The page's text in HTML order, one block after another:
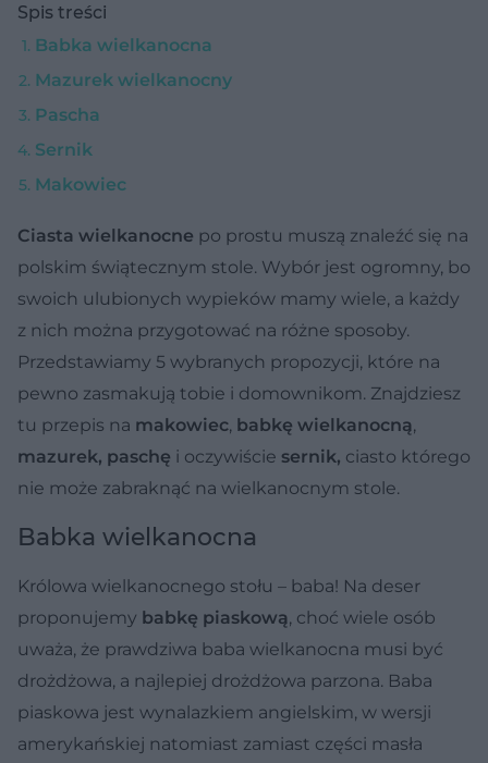
Spis treści
Babka wielkanocna
Mazurek wielkanocny
Pascha
Sernik
Makowiec
Ciasta wielkanocne po prostu muszą znaleźć się na
polskim świątecznym stole. Wybór jest ogromny, bo
swoich ulubionych wypieków mamy wiele, a każdy
z nich można przygotować na różne sposoby.
Przedstawiamy 5 wybranych propozycji, które na
pewno zasmakują tobie i domownikom. Znajdziesz
tu przepis na makowiec, babkę wielkanocną,
mazurek, paschę i oczywiście sernik, ciasto którego
nie może zabraknąć na wielkanocnym stole.
Babka wielkanocna
Królowa wielkanocnego stołu – baba! Na deser
proponujemy babkę piaskową, choć wiele osób
uważa, że prawdziwa baba wielkanocna musi być
drożdżowa, a najlepiej drożdżowa parzona. Baba
piaskowa jest wynalazkiem angielskim, w wersji
amerykańskiej natomiast zamiast części masła